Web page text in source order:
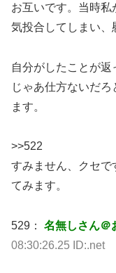
お互いです。当時
気投合してしまい、
自分がしたことが返
じゃあ仕方ないだ
ます。
>>522
すみません、クセで
てみます。
529： 名無しさん＠
08:30:26.25 ID:.net